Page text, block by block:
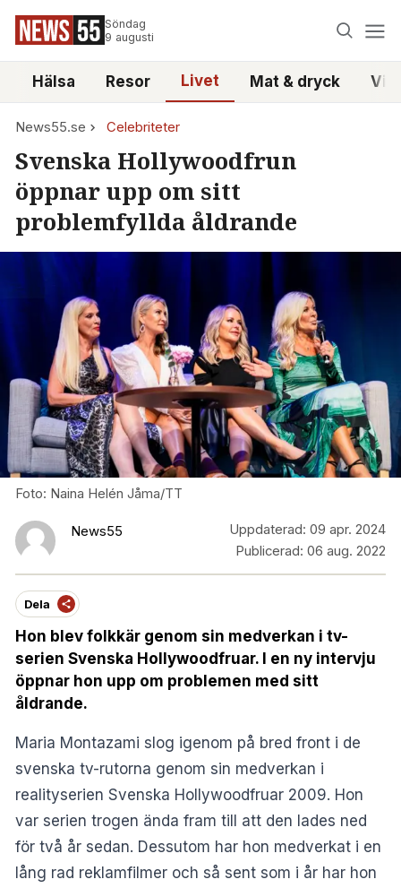
Söndag
9 augusti
Hälsa Resor Livet Mat & dryck
News55.se Celebriteter
Svenska Hollywoodfrun
öppnar upp om sitt
problemfyllda åldrande
Foto: Naina Helén Jåma/TT
News55 Uppdaterad: 09 apr. 2024
Publicerad: 06 aug. 2022
Dela
Hon blev folkkär genom sin medverkan i tv-
serien Svenska Hollywoodfruar. I en ny intervju
öppnar hon upp om problemen med sitt
åldrande.
Maria Montazami slog igenom på bred front i de
svenska tv-rutorna genom sin medverkan i
realityserien Svenska Hollywoodfruar 2009. Hon
var serien trogen ända fram till att den lades ned
för två år sedan. Dessutom har hon medverkat i en
lång rad reklamfilmer och så sent som i år har hon